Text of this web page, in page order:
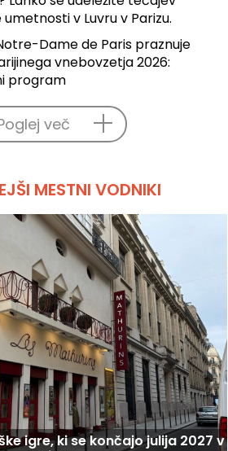
v Luvru v Parizu.
Dame de Paris praznuje
vnebovzetja 2026:
program
več
MESTNI VODNIKI
igre, ki se končajo julija 2027 v